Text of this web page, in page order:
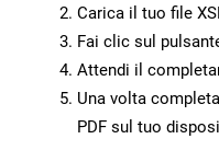
Carica il tuo file
Fai clic sul
Attendi il
Una volta
PDF sul tuo